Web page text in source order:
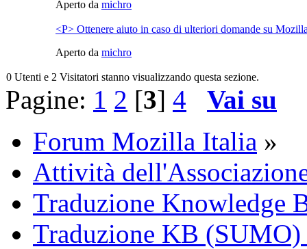
Aperto da michro
<P> Ottenere aiuto in caso di ulteriori domande su
Aperto da michro
0 Utenti e 2 Visitatori stanno visualizzando questa sezione.
Pagine: 1 2 [3] 4
Vai su
Forum Mozilla Italia »
Attività
Traduzione Knowledge
Traduzione KB